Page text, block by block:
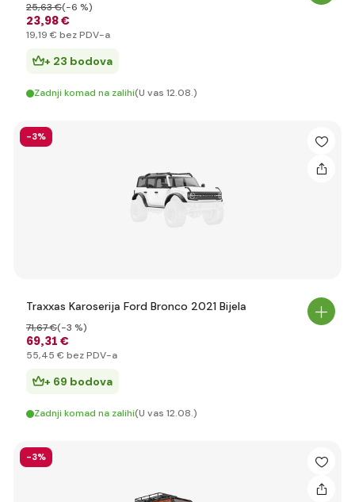
23,98 €
25,63 €(-6 %)
19,19 € bez PDV-a
+ 23 bodova
Zadnji komad na zalihi(U vas 12.08.)
-3%
Traxxas Karoserija Ford Bronco 2021 Bijela
69,31 €
71,67 €(-3 %)
55,45 € bez PDV-a
+ 69 bodova
Zadnji komad na zalihi(U vas 12.08.)
-3%